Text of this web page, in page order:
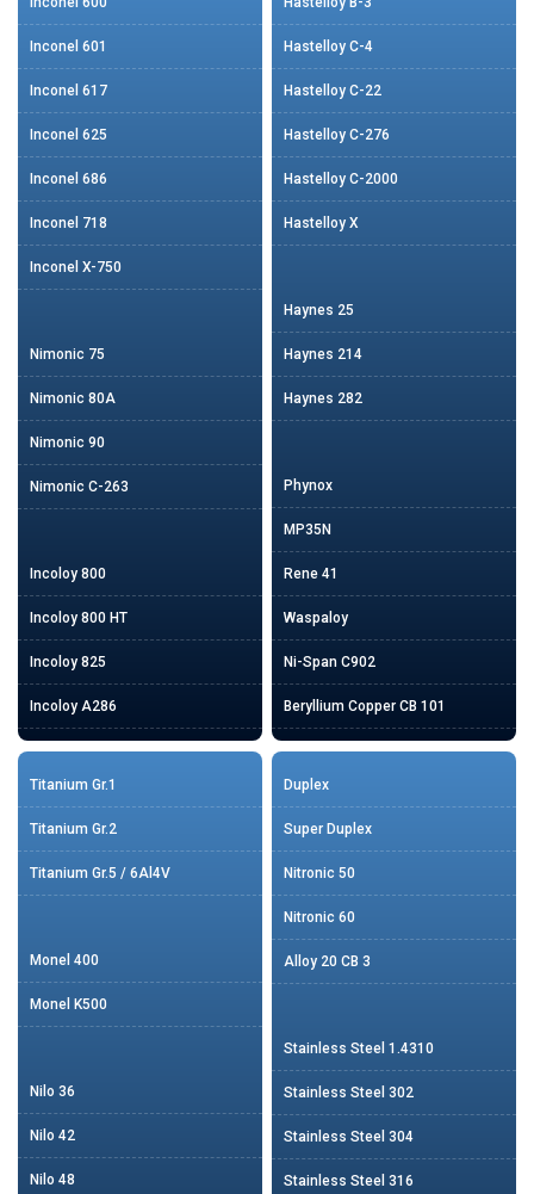
Inconel 601
Inconel 617
Inconel 625
Inconel 686
Inconel 718
Inconel X-750
Nimonic 75
Nimonic 80A
Nimonic 90
Nimonic C-263
Incoloy 800
Incoloy 800 HT
Incoloy 825
Incoloy A286
Hastelloy C-4
Hastelloy C-22
Hastelloy C-276
Hastelloy C-2000
Hastelloy X
Haynes 25
Haynes 214
Haynes 282
Phynox
MP35N
Rene 41
Waspaloy
Ni-Span C902
Beryllium Copper CB 101
Titanium Gr.1
Titanium Gr.2
Titanium Gr.5 / 6Al4V
Monel 400
Monel K500
Nilo 36
Nilo 42
Nilo 48
Duplex
Super Duplex
Nitronic 50
Nitronic 60
Alloy 20 CB 3
Stainless Steel 1.4310
Stainless Steel 302
Stainless Steel 304
Stainless Steel 316